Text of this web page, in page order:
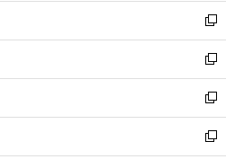
く
で
開
く
ウ
ィ
ン
ド
ウ
で
開
く
し
い
ウ
ィ
ン
ド
ウ
で
開
新
し
い
ウ
ィ
ン
ド
ウ
新
し
い
ウ
ィ
ン
新
し
い
ウ
新
し